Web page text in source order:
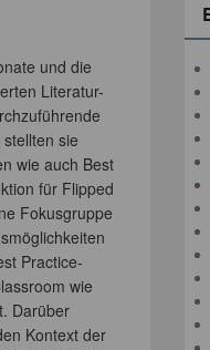
und die
Literatur-
sie
wie auch Best
für Flipped
Fokusgruppe
Practice-
wie
Darüber
Kontext der